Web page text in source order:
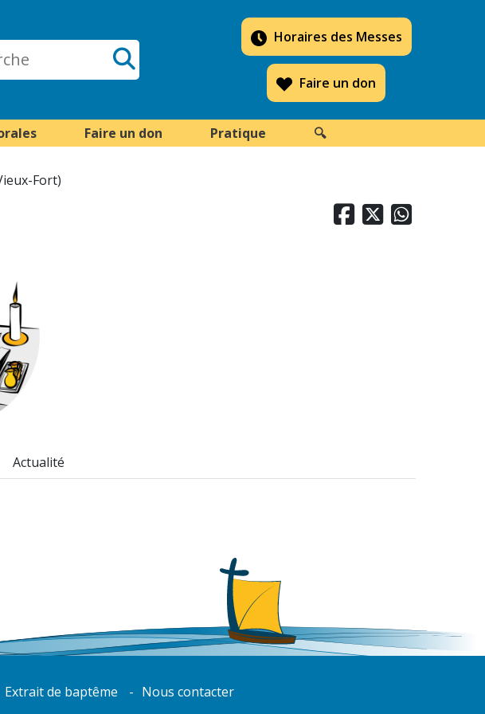
Horaires des Messes
Faire un don
Faire un don Pratique 🔍
Fort)
  
Actualité
Extrait de baptême Nous contacter